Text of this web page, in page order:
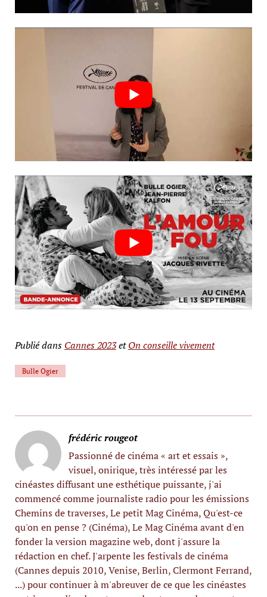
Publié dans Cannes 2023etOn conseille vivement
Bulle Ogier
frédéric rougeot
Passionné de cinéma « art et essais »,
visuel, onirique, très intéressé par les
cinéastes diffusant une esthétique puissante, j'ai
commencé comme journaliste radio pour les émissions
Chemins de traverses, Le petit Mag Cinéma, Qu'est-ce
qu'on en pense ? (Cinéma), Le Mag Cinéma avant d'en
fonder la version magazine web, dont j'assure la
rédaction en chef. J'arpente les festivals de cinéma
(Cannes depuis 2010, Venise, Berlin, Clermont Ferrand,
...) pour continuer à m'abreuver de ce que les cinéastes